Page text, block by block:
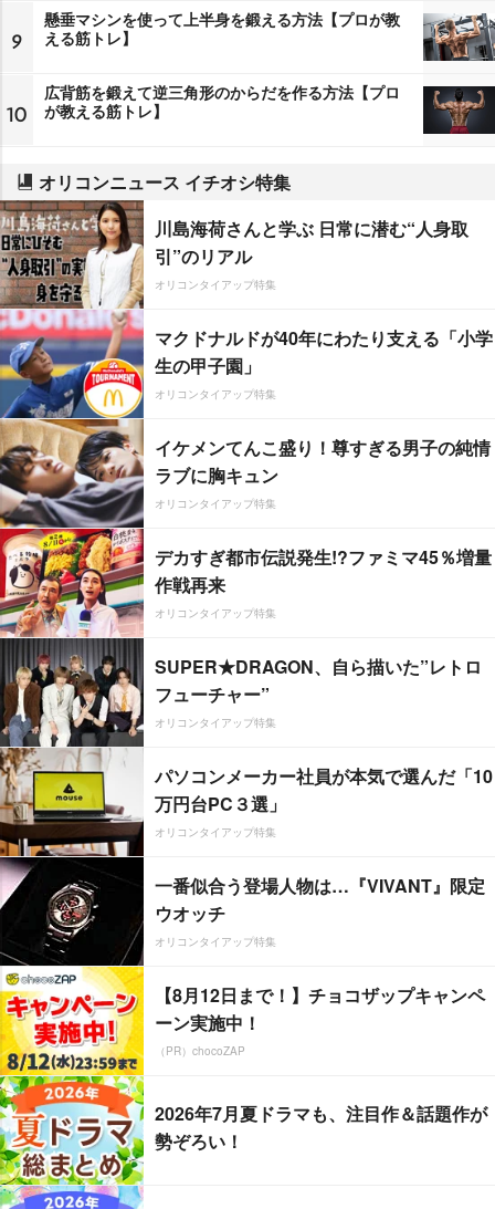
9
懸垂マシンを使って上半身を鍛える方法【プロが教
える筋トレ】
10
広背筋を鍛えて逆三角形のからだを作る方法【プロ
が教える筋トレ】
オリコンニュース イチオシ特集
川島海荷さんと学ぶ 日常に潜む“人身取
引”のリアル
オリコンタイアップ特集
マクドナルドが40年にわたり支える「小学
生の甲子園」
オリコンタイアップ特集
イケメンてんこ盛り！尊すぎる男子の純情
ラブに胸キュン
オリコンタイアップ特集
デカすぎ都市伝説発生!?ファミマ45％増量
作戦再来
オリコンタイアップ特集
SUPER★DRAGON、自ら描いた”レトロ
フューチャー”
オリコンタイアップ特集
パソコンメーカー社員が本気で選んだ「10
万円台PC３選」
オリコンタイアップ特集
一番似合う登場人物は…『VIVANT』限定
ウオッチ
オリコンタイアップ特集
【8月12日まで！】チョコザップキャンペ
ーン実施中！
（PR）chocoZAP
2026年7月夏ドラマも、注目作＆話題作が
勢ぞろい！